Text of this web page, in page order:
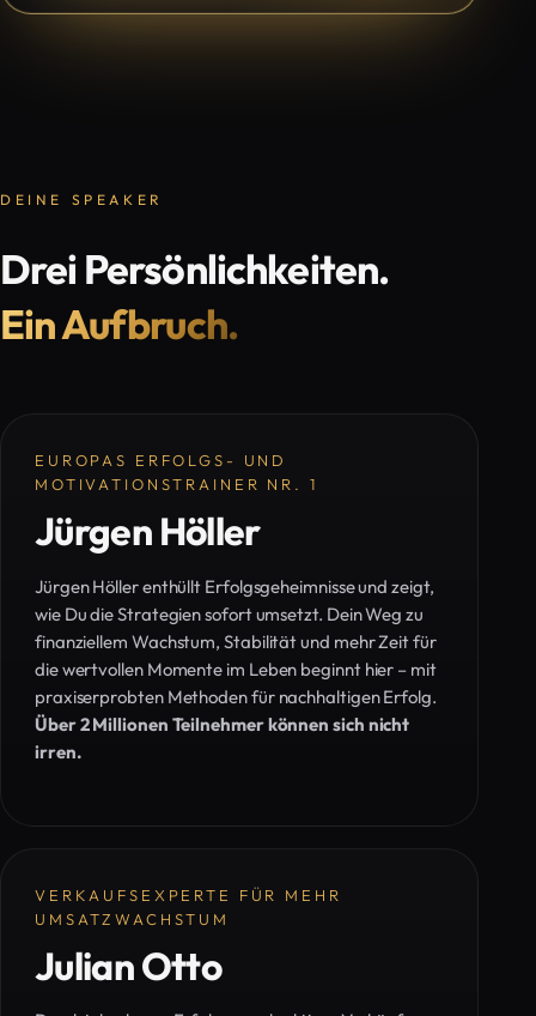
DEINE SPEAKER
Drei Persönlichkeiten.
Ein Aufbruch.
EUROPAS ERFOLGS- UND
MOTIVATIONSTRAINER NR. 1
Jürgen Höller
Jürgen Höller enthüllt Erfolgsgeheimnisse und zeigt,
wie Du die Strategien sofort umsetzt. Dein Weg zu
finanziellem Wachstum, Stabilität und mehr Zeit für
die wertvollen Momente im Leben beginnt hier – mit
praxiserprobten Methoden für nachhaltigen Erfolg.
Über 2 Millionen Teilnehmer können sich nicht
irren.
VERKAUFSEXPERTE FÜR MEHR
UMSATZWACHSTUM
Julian Otto